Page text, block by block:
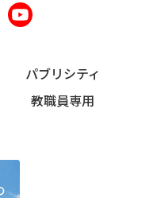
パブリシティ
教職員専用